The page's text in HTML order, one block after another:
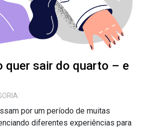
quer sair do quarto – e
por um período de muitas
diferentes experiências para